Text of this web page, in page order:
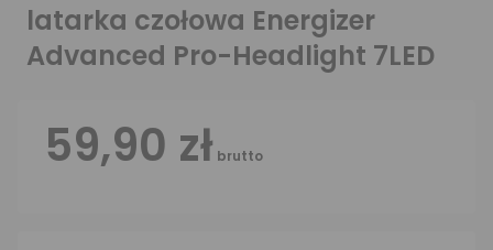
latarka czołowa Energizer
Advanced Pro-Headlight 7LED
59,90 zł brutto